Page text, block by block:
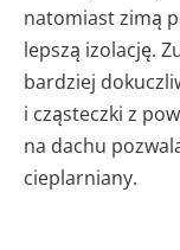
natomiast zimą
lepszą izolację.
bardziej
i cząsteczki z
na dachu
cieplarniany.